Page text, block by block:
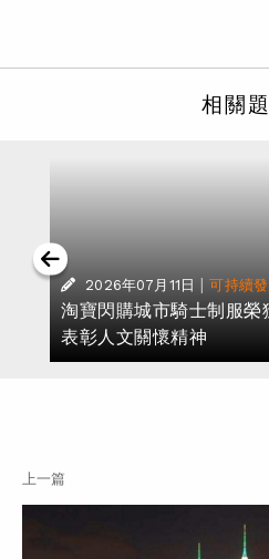
相關
2026年07月11日 | 可持續
淘寶閃購城市騎士制服
表彰人文關懷精神
上一篇